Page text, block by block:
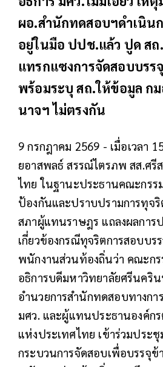
ผอ.สำนักทดสอบฯดำเนิน
อยู่ในมือ ปปช.แล้ว ปูด สถ
แทรกแซงการจัดสอบบรร
พร้อมระบุ สถ.ให้ข้อมูล ก
นาจฯ ไม่ตรงกัน
9 กรกฎาคม 2569 - เมื่อเวลา
ยอาสพลธ์ สรรณ์ไตรภพ สส.ศรี
ไทย ในฐานะประธานคณะกรร
ป้องกันและปราบปรามการทุจ
สภาผู้แทนราษฎร แถลงผลการ
เกี่ยวข้องกรณีทุจริตการสอบบร
พนักงานส่วนท้องถิ่นว่า คณะกร
อธิการบดีมหาวิทยาลัยศรีนคริ
อำนวยการสำนักทดสอบทางกา
มศว. และผู้แทนประธานองค์ก
แห่งประเทศไทย เข้าร่วมประ
กระบวนการจัดสอบเพื่อบรรจุข้